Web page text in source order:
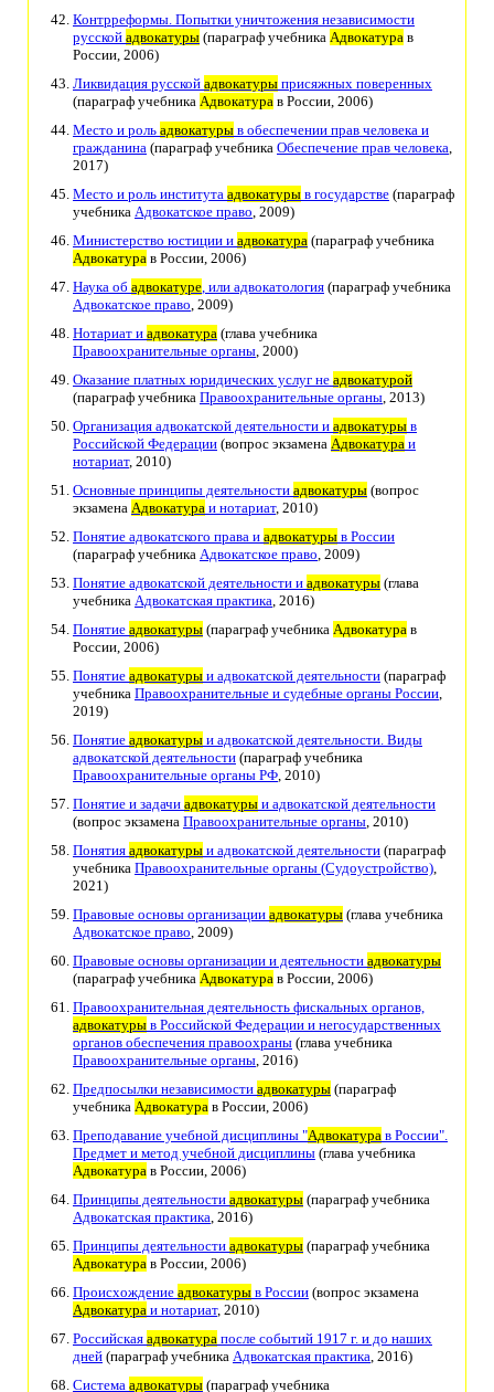
Контрреформы. Попытки уничтожения независимости
русской адвокатуры (параграф учебника Адвокатура в
России, 2006)
Ликвидация русской адвокатуры присяжных поверенных
(параграф учебника Адвокатура в России, 2006)
Место и роль адвокатуры в обеспечении прав человека и
гражданина (параграф учебника Обеспечение прав человека,
2017)
Место и роль института адвокатуры в государстве (параграф
учебника Адвокатское право, 2009)
Министерство юстиции и адвокатура (параграф учебника
Адвокатура в России, 2006)
Наука об адвокатуре, или адвокатология (параграф учебника
Адвокатское право, 2009)
Нотариат и адвокатура (глава учебника
Правоохранительные органы, 2000)
Оказание платных юридических услуг не адвокатурой
(параграф учебника Правоохранительные органы, 2013)
Организация адвокатской деятельности и адвокатуры в
Российской Федерации (вопрос экзамена Адвокатура и
нотариат, 2010)
Основные принципы деятельности адвокатуры (вопрос
экзамена Адвокатура и нотариат, 2010)
Понятие адвокатского права и адвокатуры в России
(параграф учебника Адвокатское право, 2009)
Понятие адвокатской деятельности и адвокатуры (глава
учебника Адвокатская практика, 2016)
Понятие адвокатуры (параграф учебника Адвокатура в
России, 2006)
Понятие адвокатуры и адвокатской деятельности (параграф
учебника Правоохранительные и судебные органы России,
2019)
Понятие адвокатуры и адвокатской деятельности. Виды
адвокатской деятельности (параграф учебника
Правоохранительные органы РФ, 2010)
Понятие и задачи адвокатуры и адвокатской деятельности
(вопрос экзамена Правоохранительные органы, 2010)
Понятия адвокатуры и адвокатской деятельности (параграф
учебника Правоохранительные органы (Судоустройство),
2021)
Правовые основы организации адвокатуры (глава учебника
Адвокатское право, 2009)
Правовые основы организации и деятельности адвокатуры
(параграф учебника Адвокатура в России, 2006)
Правоохранительная деятельность фискальных органов,
адвокатуры в Российской Федерации и негосударственных
органов обеспечения правоохраны (глава учебника
Правоохранительные органы, 2016)
Предпосылки независимости адвокатуры (параграф
учебника Адвокатура в России, 2006)
Преподавание учебной дисциплины "Адвокатура в России".
Предмет и метод учебной дисциплины (глава учебника
Адвокатура в России, 2006)
Принципы деятельности адвокатуры (параграф учебника
Адвокатская практика, 2016)
Принципы деятельности адвокатуры (параграф учебника
Адвокатура в России, 2006)
Происхождение адвокатуры в России (вопрос экзамена
Адвокатура и нотариат, 2010)
Российская адвокатура после событий 1917 г. и до наших
дней (параграф учебника Адвокатская практика, 2016)
Система адвокатуры (параграф учебника